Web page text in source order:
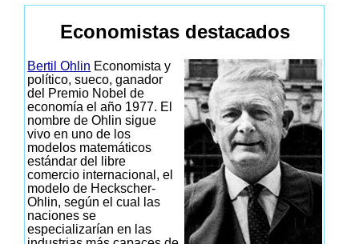
Economistas destacados
Bertil Ohlin Economista y
político, sueco, ganador
del Premio Nobel de
economía el año 1977. El
nombre de Ohlin sigue
vivo en uno de los
modelos matemáticos
estándar del libre
comercio internacional, el
modelo de Heckscher-
Ohlin, según el cual las
naciones se
especializarían en las